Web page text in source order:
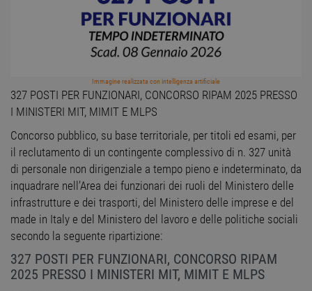
Immagine realizzata con intelligenza artificiale
327 POSTI PER FUNZIONARI, CONCORSO RIPAM 2025 PRESSO
I MINISTERI MIT, MIMIT E MLPS
Concorso pubblico, su base territoriale, per titoli ed esami, per
il reclutamento di un contingente complessivo di n. 327 unità
di personale non dirigenziale a tempo pieno e indeterminato, da
inquadrare nell’Area dei funzionari dei ruoli del Ministero delle
infrastrutture e dei trasporti, del Ministero delle imprese e del
made in Italy e del Ministero del lavoro e delle politiche sociali
secondo la seguente ripartizione:
327 POSTI PER FUNZIONARI, CONCORSO RIPAM
2025 PRESSO I MINISTERI MIT, MIMIT E MLPS